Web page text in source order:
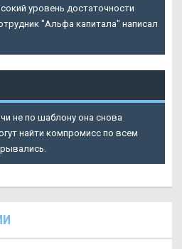
уровень достаточности
"Альфа капитала" написал
не по шаблону она снова
найти компромисс по всем